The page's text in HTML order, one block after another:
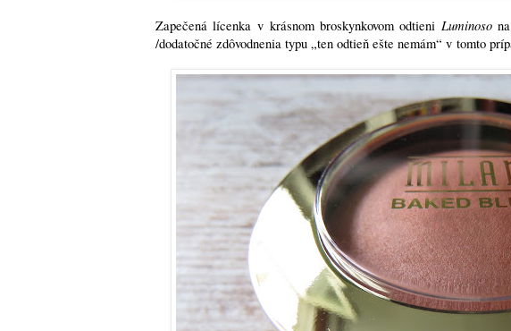
Zapečená lícenka v krásnom broskynkovom odtieni Luminoso
/dodatočné zdôvodnenia typu „ten odtieň ešte nemám“ v tomto